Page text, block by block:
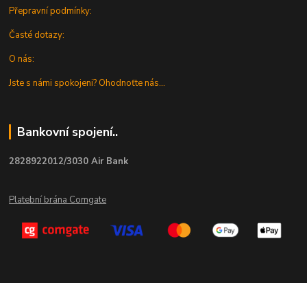
Přepravní podmínky:
Časté dotazy:
O nás:
Jste s námi spokojeni? Ohodnoťte nás...
Bankovní spojení..
2828922012/3030 Air Bank
Platební brána Comgate